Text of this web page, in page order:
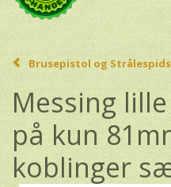
Brusepistol og
Messing
på kun
koblinger